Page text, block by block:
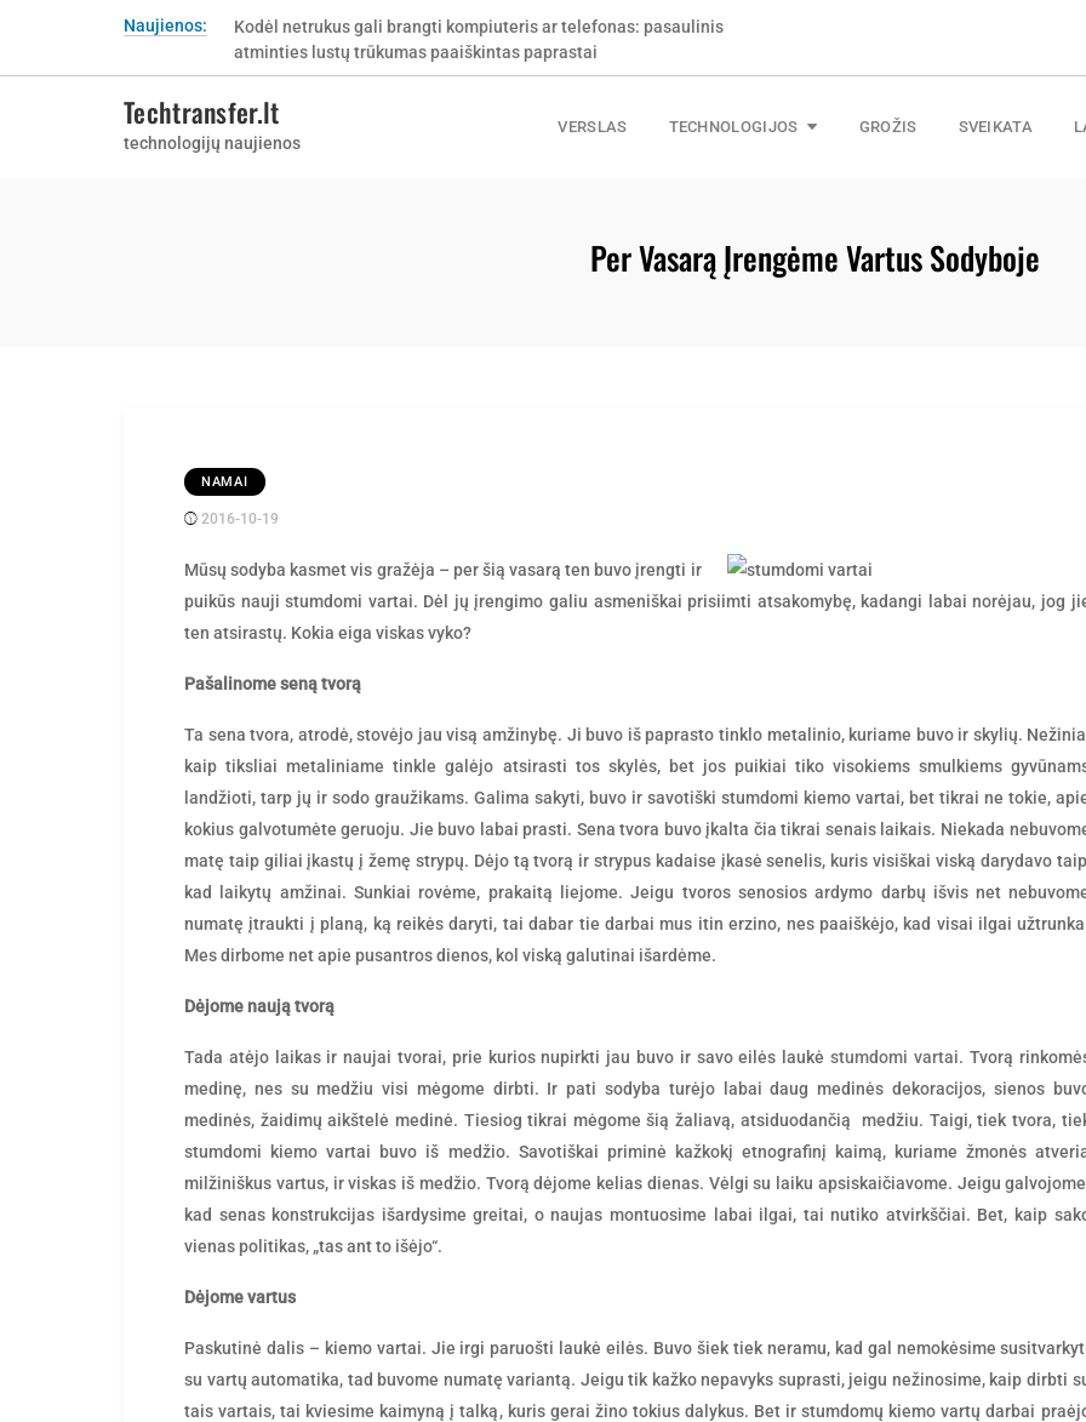
Naujienos:
Kodėl netrukus gali brangti kompiuteris ar telefonas: pasaulinis
atminties lustų trūkumas paaiškintas paprastai
Techtransfer.lt
technologijų naujienos
VERSLAS TECHNOLOGIJOS GROŽIS SVEIKATA
Per Vasarą Įrengėme Vartus Sodyboje
NAMAI
2016-10-19
by
Mūsų sodyba kasmet vis gražėja – per šią vasarą ten buvo įrengti ir
puikūs nauji stumdomi vartai. Dėl jų įrengimo galiu asmeniškai prisiimti atsakomybę, kadangi labai norėjau, jog
ten atsirastų. Kokia eiga viskas vyko?
Pašalinome seną tvorą
Ta sena tvora, atrodė, stovėjo jau visą amžinybę. Ji buvo iš paprasto tinklo metalinio, kuriame buvo ir skylių.
kaip tiksliai metaliniame tinkle galėjo atsirasti tos skylės, bet jos puikiai tiko visokiems smulkiems
landžioti, tarp jų ir sodo graužikams. Galima sakyti, buvo ir savotiški stumdomi kiemo vartai, bet tikrai ne tokie,
kokius galvotumėte geruoju. Jie buvo labai prasti. Sena tvora buvo įkalta čia tikrai senais laikais. Niekada
matę taip giliai įkastų į žemę strypų. Dėjo tą tvorą ir strypus kadaise įkasė senelis, kuris visiškai viską darydavo
kad laikytų amžinai. Sunkiai rovėme, prakaitą liejome. Jeigu tvoros senosios ardymo darbų išvis net
numatę įtraukti į planą, ką reikės daryti, tai dabar tie darbai mus itin erzino, nes paaiškėjo, kad visai ilgai
Mes dirbome net apie pusantros dienos, kol viską galutinai išardėme.
Dėjome naują tvorą
Tada atėjo laikas ir naujai tvorai, prie kurios nupirkti jau buvo ir savo eilės laukėstumdomi vartai. Tvorą
medinę, nes su medžiu visi mėgome dirbti. Ir pati sodyba turėjo labai daug medinės dekoracijos, sienos
medinės, žaidimų aikštelė medinė. Tiesiog tikrai mėgome šią žaliavą, atsiduodančią medžiu. Taigi, tiek tvora,
stumdomi kiemo vartai buvo iš medžio. Savotiškai priminė kažkokį etnografinį kaimą, kuriame žmonės
milžiniškus vartus, ir viskas iš medžio. Tvorą dėjome kelias dienas. Vėlgi su laiku apsiskaičiavome. Jeigu
kad senas konstrukcijas išardysime greitai, o naujas montuosime labai ilgai, tai nutiko atvirkščiai. Bet, kaip
vienas politikas, „tas ant to išėjo“.
Dėjome vartus
Paskutinė dalis – kiemo vartai. Jie irgi paruošti laukė eilės. Buvo šiek tiek neramu, kad gal nemokėsime
su vartų automatika, tad buvome numatę variantą. Jeigu tik kažko nepavyks suprasti, jeigu nežinosime, kaip dirbti
tais vartais, tai kviesime kaimyną į talką, kuris gerai žino tokius dalykus. Bet ir stumdomų kiemo vartų darbai